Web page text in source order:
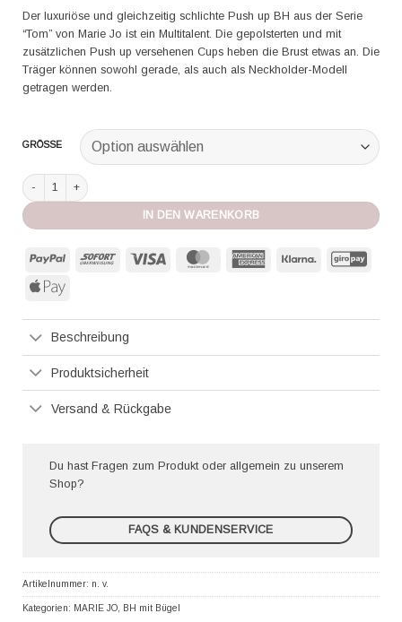
Der luxuriöse und gleichzeitig schlichte Push up BH aus der Serie
“Tom” von Marie Jo ist ein Multitalent. Die gepolsterten und mit
zusätzlichen Push up versehenen Cups heben die Brust etwas an. Die
Träger können sowohl gerade, als auch als Neckholder-Modell
getragen werden.
GRÖSSE
Marie Jo Push up Bh Tom happy pink Menge
IN DEN WARENKORB
PayPal Sofort MasterCard American
Klarna
Apple
Beschreibung
Produktsicherheit
Versand & Rückgabe
Du hast Fragen zum Produkt oder allgemein zu unserem
Shop?
FAQS & KUNDENSERVICE
Artikelnummer: n. v.
Kategorien: MARIE JO BH mit Bügel